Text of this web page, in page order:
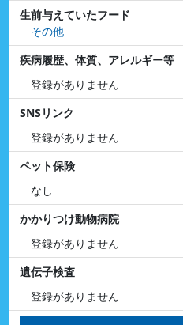
生前与えていたフード
その他
疾病履歴、体質、アレルギー等
登録がありません
SNSリンク
登録がありません
ペット保険
なし
かかりつけ動物病院
登録がありません
遺伝子検査
登録がありません